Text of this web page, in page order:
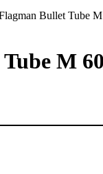
Bullet Tube
M